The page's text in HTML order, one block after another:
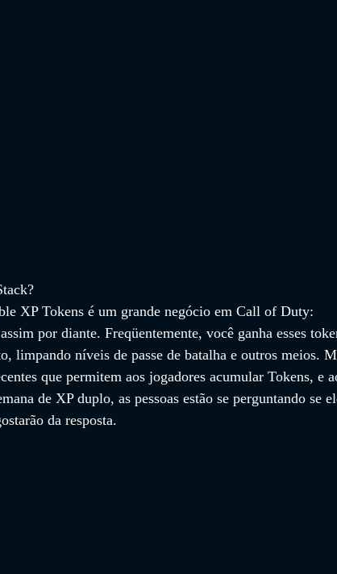
XP Tokens é um grande negócio em Call of Duty:
por diante. Freqüentemente, você ganha esses
limpando níveis de passe de batalha e outros meios.
que permitem aos jogadores acumular Tokens, e
de XP duplo, as pessoas estão se perguntando se
da resposta.